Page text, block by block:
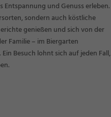
und Genuss erleben.
sondern auch köstliche
genießen und sich von der
Familie – im Biergarten
Besuch lohnt sich auf jeden Fall,